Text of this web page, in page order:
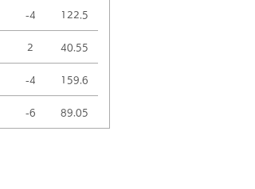
-4 122.5
2 40.55
-4 159.6
-6 89.05